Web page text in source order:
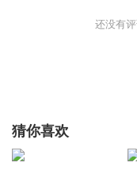
还没有
猜你喜欢